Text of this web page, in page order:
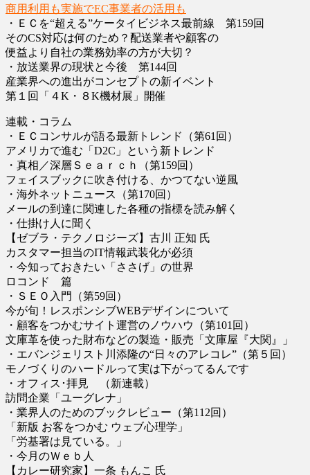
商用利用も実施でEC事業者の活用も
・ＥＣを“超える”ケータイビジネス最前線 第159回
そのCS対応は何のため？配送業者や顧客の
便益より自社の業務効率の方が大切？
・放送業界の現状と今後 第144回
産業界への進出がコンセプトの新イベント
第１回「４K・８K機材展」開催
連載・コラム
・ＥＣコンサルが語る最新トレンド（第61回）
アメリカで進む「D2C」という新トレンド
・真相／深層Ｓｅａｒｃｈ（第159回）
フェイスブックに吹き付ける、かつてない逆風
・海外ネットニュース（第170回）
メールの到達に関連した各種の指標を読み解く
・仕掛け人に聞く
【ゼブラ・テクノロジーズ】古川 正知 氏
カスタマー担当のIT情報武装化が必須
・今知っておきたい「ささげ」の世界
ロコンド 篇
・ＳＥＯ入門（第59回）
今が旬！レスポンシブWEBデザインについて
・顧客をつかむサイト運営のノウハウ（第101回）
文庫革を使った財布などの製造・販売「文庫屋『大関』」
・エバンジェリスト川添隆の“日々のアレコレ”（第５回）
モノづくりのハードルって実は下がってるんです
・オフィス･拝見 （新連載）
訪問企業「ユーグレナ」
・業界人のためのブックレビュー（第112回）
「新版 お客をつかむ ウェブ心理学」
「労基署は見ている。」
・今月のＷｅｂ人
【カレー研究家】一条 もんこ 氏